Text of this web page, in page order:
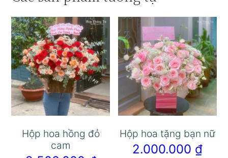
Hộp hoa hồng đỏ
cam
Hộp hoa tặng bạn nữ
2.000.000 ₫